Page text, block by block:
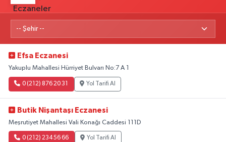
Efsa Eczanesi
Yakuplu Mahallesi Hürriyet Bulvarı No:7 A 1
0 (212) 876 20 31 Yol Tarifi Al
Butik Nişantaşı Eczanesi
Meşrutiyet Mahallesi Vali Konağı Caddesi 111D
0 (212) 234 56 66 Yol Tarifi Al